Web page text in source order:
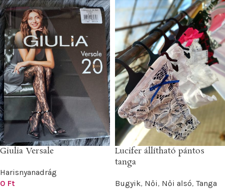
Giulia Versale
Harisnyanadrág
0 Ft
Lucifer állítható pántos
tanga
Bugyik, Női, Női alsó, Tanga